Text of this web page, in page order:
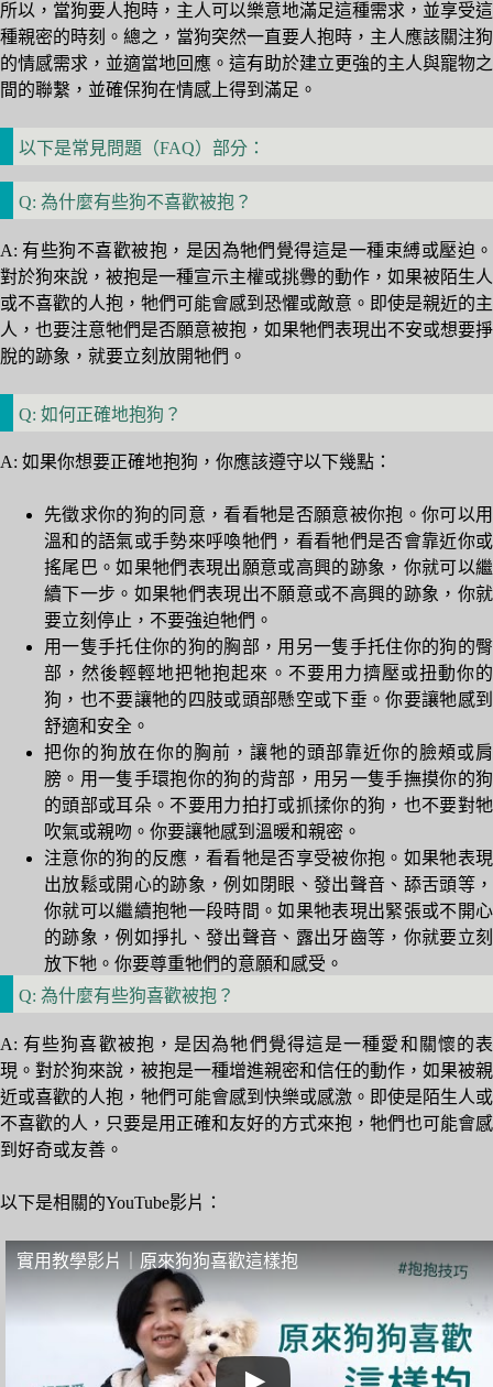
所以，當狗要人抱時，主人可以樂意地滿足這種需求，並享受這
種親密的時刻。總之，當狗突然一直要人抱時，主人應該關注狗
的情感需求，並適當地回應。這有助於建立更強的主人與寵物之
間的聯繫，並確保狗在情感上得到滿足。
以下是常見問題（FAQ）部分：
Q: 為什麼有些狗不喜歡被抱？
A: 有些狗不喜歡被抱，是因為牠們覺得這是一種束縛或壓迫。
對於狗來說，被抱是一種宣示主權或挑釁的動作，如果被陌生人
或不喜歡的人抱，牠們可能會感到恐懼或敵意。即使是親近的主
人，也要注意牠們是否願意被抱，如果牠們表現出不安或想要掙
脫的跡象，就要立刻放開牠們。
Q: 如何正確地抱狗？
A: 如果你想要正確地抱狗，你應該遵守以下幾點：
先徵求你的狗的同意，看看牠是否願意被你抱。你可以用
溫和的語氣或手勢來呼喚牠們，看看牠們是否會靠近你或
搖尾巴。如果牠們表現出願意或高興的跡象，你就可以繼
續下一步。如果牠們表現出不願意或不高興的跡象，你就
要立刻停止，不要強迫牠們。
用一隻手托住你的狗的胸部，用另一隻手托住你的狗的臀
部，然後輕輕地把牠抱起來。不要用力擠壓或扭動你的
狗，也不要讓牠的四肢或頭部懸空或下垂。你要讓牠感到
舒適和安全。
把你的狗放在你的胸前，讓牠的頭部靠近你的臉頰或肩
膀。用一隻手環抱你的狗的背部，用另一隻手撫摸你的狗
的頭部或耳朵。不要用力拍打或抓揉你的狗，也不要對牠
吹氣或親吻。你要讓牠感到溫暖和親密。
注意你的狗的反應，看看牠是否享受被你抱。如果牠表現
出放鬆或開心的跡象，例如閉眼、發出聲音、舔舌頭等，
你就可以繼續抱牠一段時間。如果牠表現出緊張或不開心
的跡象，例如掙扎、發出聲音、露出牙齒等，你就要立刻
放下牠。你要尊重牠們的意願和感受。
Q: 為什麼有些狗喜歡被抱？
A: 有些狗喜歡被抱，是因為牠們覺得這是一種愛和關懷的表
現。對於狗來說，被抱是一種增進親密和信任的動作，如果被親
近或喜歡的人抱，牠們可能會感到快樂或感激。即使是陌生人或
不喜歡的人，只要是用正確和友好的方式來抱，牠們也可能會感
到好奇或友善。
以下是相關的YouTube影片：
實用教學影片｜原來狗狗喜歡這樣抱